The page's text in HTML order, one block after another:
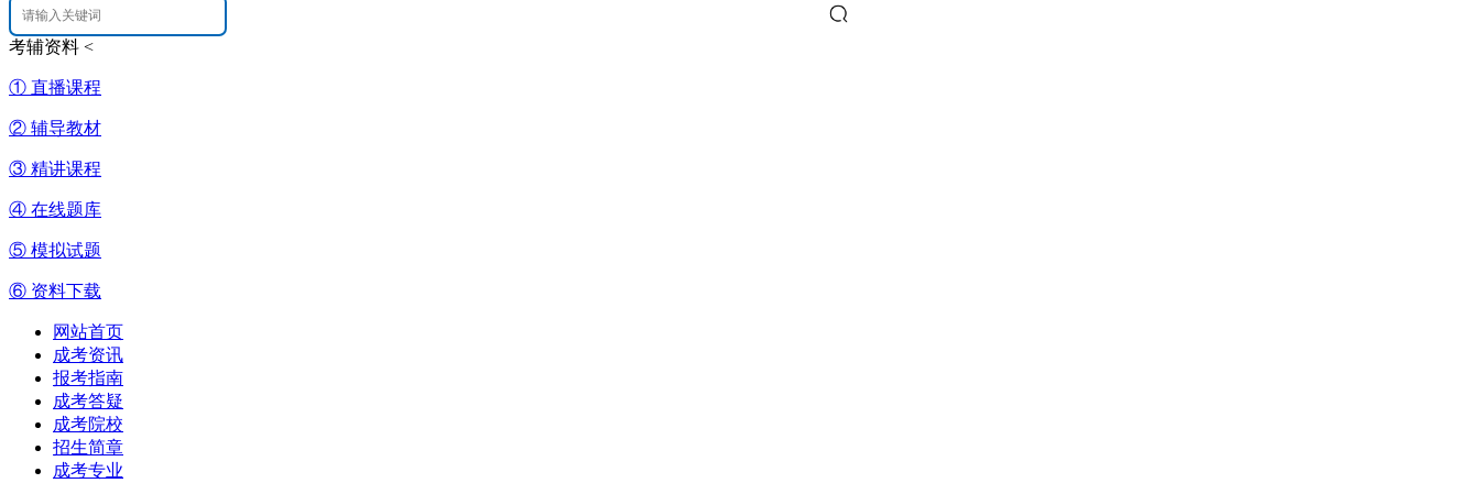
考辅资料 <
① 直播课程
② 辅导教材
③ 精讲课程
④ 在线题库
⑤ 模拟试题
⑥ 资料下载
网站首页
成考资讯
报考指南
成考答疑
成考院校
招生简章
成考专业